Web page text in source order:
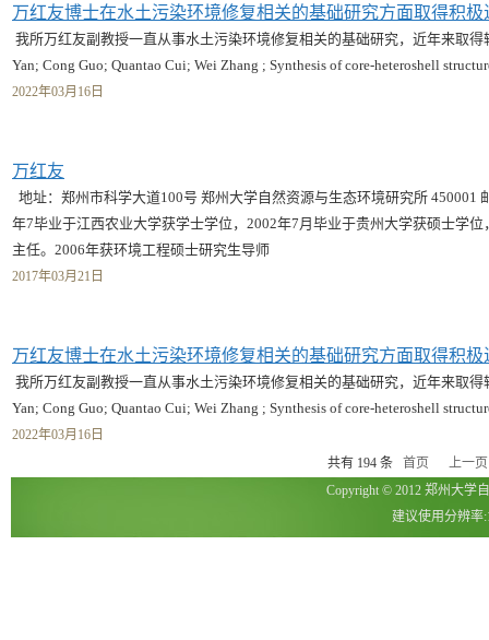
万红友博士在水土污染环境修复相关的基础研究方面取得积极
我所万红友副教授一直从事水土污染环境修复相关的基础研究，近年来取
Yan; Cong Guo; Quantao Cui; Wei Zhang ; Synthesis of core-heteroshell
2022年03月16日
万红友
地址：郑州市科学大道100号 郑州大学自然资源与生态环境研究所
年7毕业于江西农业大学获学士学位，2002年7月毕业于贵州大学获硕士学
主任。2006年获环境工程硕士研究生导师
2017年03月21日
万红友博士在水土污染环境修复相关的基础研究方面取得积极
我所万红友副教授一直从事水土污染环境修复相关的基础研究，近年来取
Yan; Cong Guo; Quantao Cui; Wei Zhang ; Synthesis of core-heteroshell
2022年03月16日
共有 194 条 首页 上一页
Copyright © 2012 郑州大学
建议使用分辨率